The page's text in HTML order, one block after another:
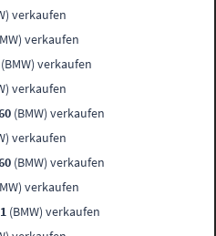
verkaufen
verkaufen
(BMW) verkaufen
verkaufen
(BMW) verkaufen
verkaufen
(BMW) verkaufen
verkaufen
(BMW) verkaufen